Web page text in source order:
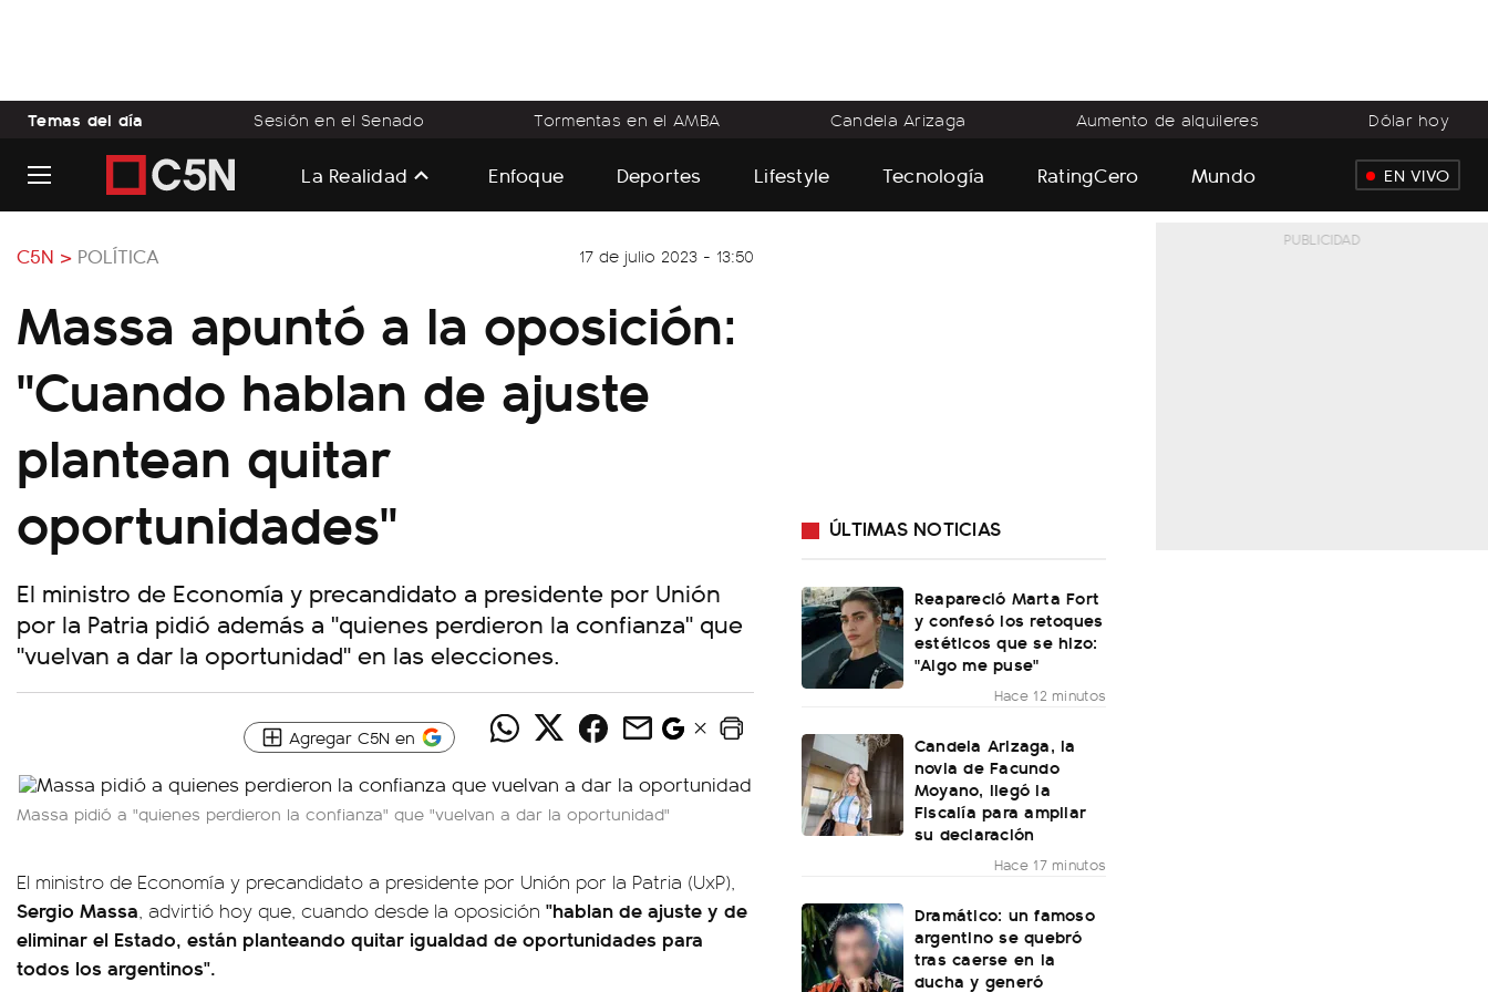
Temas del día Sesión en el Senado Tormentas en el AMBA Candela Arizaga Aumento de alquileres Dólar hoy
La Realidad Enfoque Deportes Lifestyle Tecnología RatingCero Mundo EN VIVO
C5N > POLÍTICA 17 de julio 2023 - 13:50
Massa apuntó a la oposición:
"Cuando hablan de ajuste
plantean quitar
oportunidades"
El ministro de Economía y precandidato a presidente por Unión
por la Patria pidió además a "quienes perdieron la confianza" que
"vuelvan a dar la oportunidad" en las elecciones.
Agregar C5N en
Massa pidió a "quienes perdieron la confianza" que "vuelvan a dar la oportunidad"
El ministro de Economía y precandidato a presidente por Unión por la Patria (UxP),
Sergio Massa, advirtió hoy que, cuando desde la oposición "hablan de ajuste y de
eliminar el Estado, están planteando quitar igualdad de oportunidades para
todos los argentinos".
ÚLTIMAS NOTICIAS
Reapareció Marta Fort
y confesó los retoques
estéticos que se hizo:
"Algo me puse"
Hace 12 minutos
Candela Arizaga, la
novia de Facundo
Moyano, llegó la
Fiscalía para ampliar
su declaración
Hace 17 minutos
Dramático: un famoso
argentino se quebró
tras caerse en la
ducha y generó